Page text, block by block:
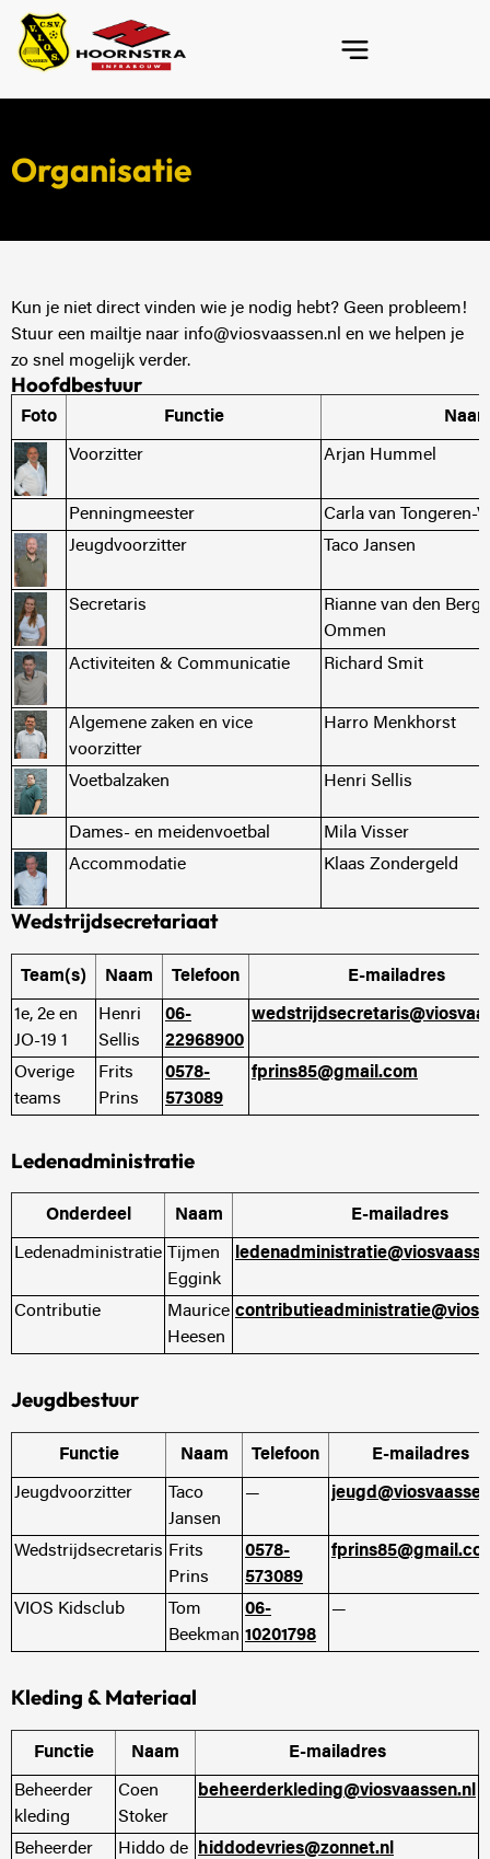
Organisatie
Kun je niet direct vinden wie je nodig hebt? Geen probleem!
Stuur een mailtje naar info@viosvaassen.nl en we helpen je
zo snel mogelijk verder.
Hoofdbestuur
Foto Functie
Voorzitter Arjan Hummel
Penningmeester
Carla van Tongeren-
Jeugdvoorzitter
Taco Jansen
Secretaris
Rianne van den Berg
Ommen
Activiteiten & Communicatie
Richard Smit
Algemene zaken en vice
voorzitter
Harro Menkhorst
Voetbalzaken Henri Sellis
Dames- en meidenvoetbal
Mila Visser
Accommodatie
Klaas Zondergeld
Wedstrijdsecretariaat
Team(s) Naam Telefoon E-mailadres
1e, 2e en
JO-19 1
Henri
Sellis
06-
22968900
Overige
teams
Frits
Prins
0578-
573089
fprins85@gmail.com
Ledenadministratie
Onderdeel Naam E-mailadres
Ledenadministratie Tijmen
Eggink
Contributie
Maurice
Heesen
Jeugdbestuur
Functie Naam Telefoon E-mailadres
Jeugdvoorzitter
Taco
Jansen
—
Wedstrijdsecretaris Frits
Prins
0578-
573089
VIOS Kidsclub
Tom
Beekman
06-
10201798
—
Kleding & Materiaal
Functie Naam E-mailadres
Beheerder
kleding
Coen
Stoker
beheerderkleding@viosvaassen.nl
Beheerder
Hiddo de
hiddodevries@zonnet.nl